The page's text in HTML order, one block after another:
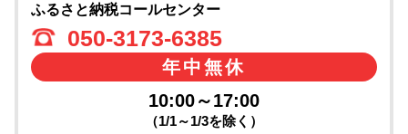
ふるさと納税コールセンター
050-3173-6385
年中無休
10:00～17:00
（1/1～1/3を除く）